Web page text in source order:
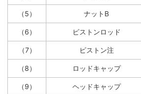
（5） ナットB
（6） ピストンロッド
（7） ピストン注
（8） ロッドキャップ
（9） ヘッドキャップ